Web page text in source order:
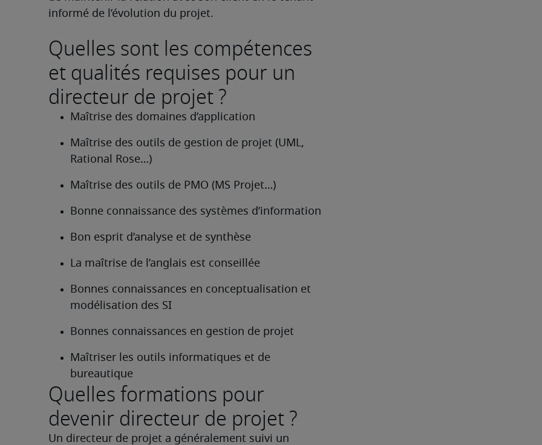
informé de l’évolution du projet.
Quelles sont les compétences
et qualités requises pour un
directeur de projet ?
Maîtrise des domaines d’application
Maîtrise des outils de gestion de projet (UML,
Rational Rose…)
Maîtrise des outils de PMO (MS Projet…)
Bonne connaissance des systèmes d’information
Bon esprit d’analyse et de synthèse
La maîtrise de l’anglais est conseillée
Bonnes connaissances en conceptualisation et
modélisation des SI
Bonnes connaissances en gestion de projet
Maîtriser les outils informatiques et de
bureautique
Quelles formations pour
devenir directeur de projet ?
Un directeur de projet a généralement suivi un